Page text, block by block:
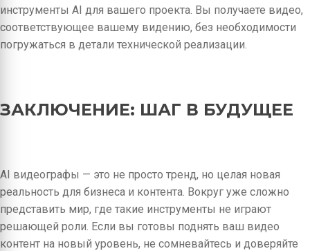
инструменты AI для вашего проекта. Вы получаете видео,
соответствующее вашему видению, без необходимости
погружаться в детали технической реализации.
ЗАКЛЮЧЕНИЕ: ШАГ В БУДУЩЕЕ
AI видеографы — это не просто тренд, но целая новая
реальность для бизнеса и контента. Вокруг уже сложно
представить мир, где такие инструменты не играют
решающей роли. Если вы готовы поднять ваш видео
контент на новый уровень, не сомневайтесь и доверяйте